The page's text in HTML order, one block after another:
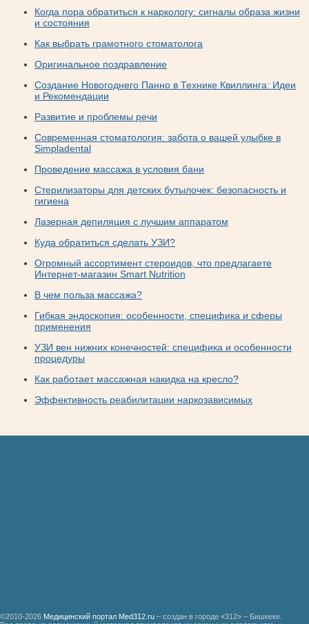
Когда пора обратиться к наркологу: сигналы образа жизни
и состояния
Как выбрать грамотного стоматолога
Оригинальное поздравление
Создание Новогоднего Панно в Технике Квиллинга: Идеи
и Рекомендации
Развитие и проблемы речи
Современная стоматология: забота о вашей улыбке в
Simpladental
Проведение массажа в условия бани
Стерилизаторы для детских бутылочек: безопасность и
гигиена
Лазерная депиляция с лучшим аппаратом
Куда обратиться сделать УЗИ?
Огромный ассортимент стероидов, что предлагаете
Интернет-магазин Smart Nutrition
В чем польза массажа?
Гибкая эндоскопия: особенности, специфика и сферы
применения
УЗИ вен нижних конечностей: специфика и особенности
процедуры
Как работает массажная накидка на кресло?
Эффективность реабилитации наркозависимых
©2010-2026 Медицинский портал Med312.ru – создан в городе «312» – Бишкеке.